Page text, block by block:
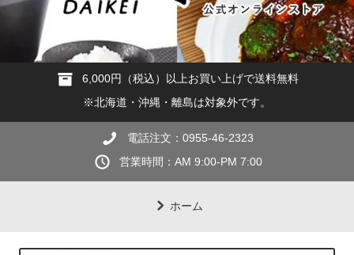
6,000円（税込）以上お買い上げで送料無料
※北海道・沖縄・離島は対象外です。
電話注文：0955-46-2323
営業時間：AM 9:00-PM 7:00
ホーム